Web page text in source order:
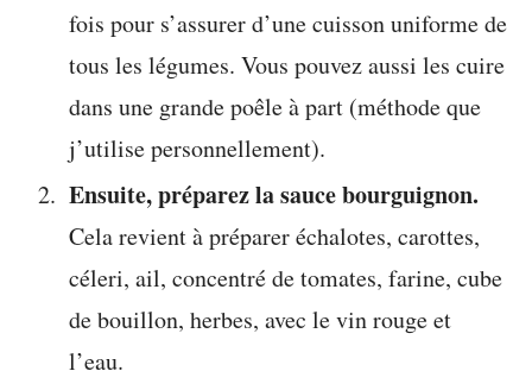
fois pour s’assurer d’une cuisson uniforme de
tous les légumes. Vous pouvez aussi les cuire
dans une grande poêle à part (méthode que
j’utilise personnellement).
Ensuite, préparez la sauce bourguignon.
Cela revient à préparer échalotes, carottes,
céleri, ail, concentré de tomates, farine, cube
de bouillon, herbes, avec le vin rouge et
l’eau.